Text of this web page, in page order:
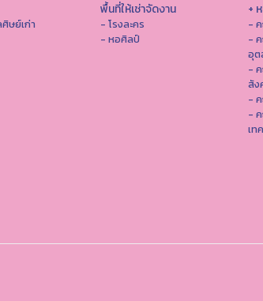
ษย์เก่า
พื้นที่ให้เช่าจัดงาน
- โรงละคร
- หอศิลป์
+
-
-
อุต
-
สัง
-
-
เท